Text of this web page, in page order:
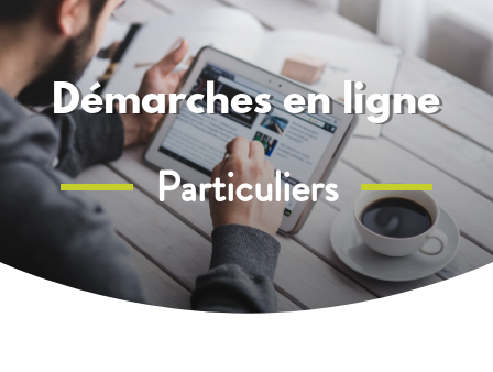
Démarches en ligne
Particuliers